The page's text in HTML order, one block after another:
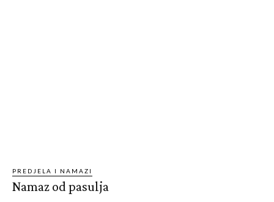
PREDJELA I NAMAZI
Namaz od pasulja